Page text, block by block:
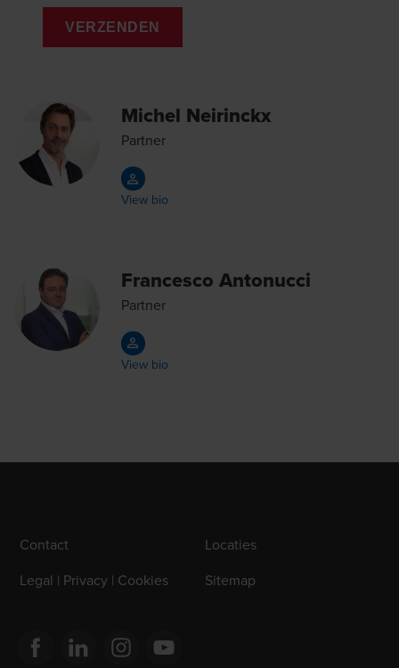
VERZENDEN
Michel Neirinckx
Partner
View bio
Francesco Antonucci
Partner
View bio
Contact
Locaties
Legal | Privacy | Cookies
Sitemap